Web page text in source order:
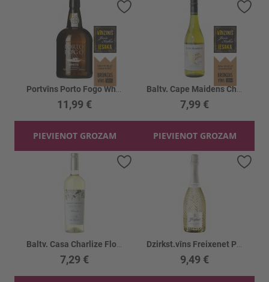
Portvīns Porto Fogo White Port 20%
11,99 €
PIEVIENOT GROZAM
Pievienot vēlmju sarakstam
7,99 €
PIEVIENOT GROZAM
7,29 € 9,49 €